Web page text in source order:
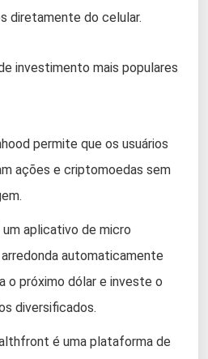
diretamente do celular.
investimento mais populares
permite que os usuários
ações e criptomoedas sem
um aplicativo de micro
automaticamente
o próximo dólar e investe o
diversificados.
é uma plataforma de